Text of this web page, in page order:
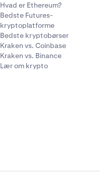
Hvad er Ethereum?
Bedste Futures-
kryptoplatforme
Bedste kryptobørser
Kraken vs. Coinbase
Kraken vs. Binance
Lær om krypto